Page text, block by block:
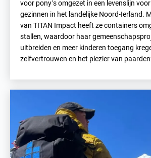
voor pony’s omgezet in een levenslijn
gezinnen in het landelijke Noord-Ierland.
van TITAN Impact heeft ze containers
stallen, waardoor haar
uitbreiden en meer kinderen toegang
zelfvertrouwen en het plezier van